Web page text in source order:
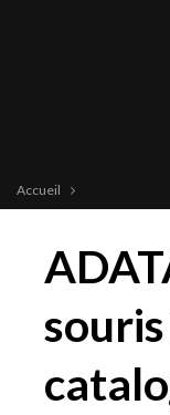
Accueil
souris